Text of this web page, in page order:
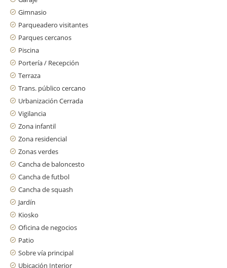
Gimnasio
Parqueadero visitantes
Parques cercanos
Piscina
Portería / Recepción
Terraza
Trans. público cercano
Urbanización Cerrada
Vigilancia
Zona infantil
Zona residencial
Zonas verdes
Cancha de baloncesto
Cancha de futbol
Cancha de squash
Jardín
Kiosko
Oficina de negocios
Patio
Sobre vía principal
Ubicación Interior